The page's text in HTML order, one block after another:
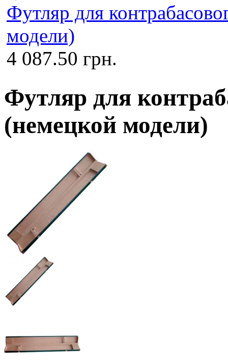
Футляр для
модели)
4 087.50 грн.
Футляр для
(немецкой модели)